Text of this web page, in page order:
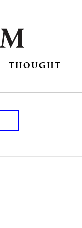
THOUGHT